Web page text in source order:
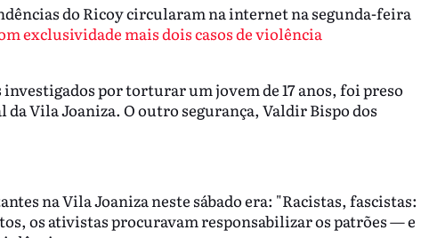
do Ricoy circularam na internet na segunda-feira
exclusividade mais dois casos de violência
por torturar um jovem de 17 anos, foi preso
Vila Joaniza. O outro segurança, Valdir Bispo dos
na Vila Joaniza neste sábado era: "Racistas, fascistas:
os ativistas procuravam responsabilizar os patrões — e